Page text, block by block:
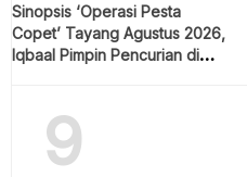
Sinopsis ‘Operasi Pesta
Copet’ Tayang Agustus 2026,
Iqbaal Pimpin Pencurian di
9